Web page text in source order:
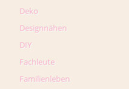
Deko
Designnähen
DIY
Fachleute
Familienleben